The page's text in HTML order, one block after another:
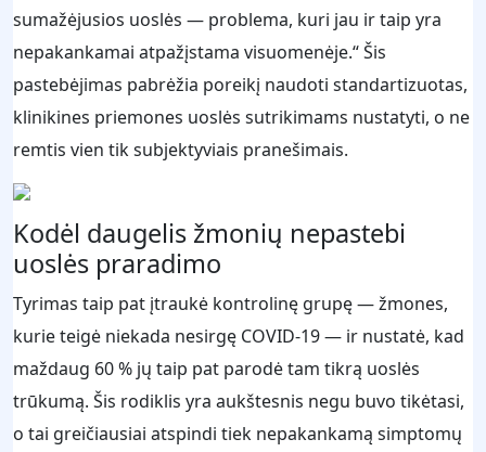
sumažėjusios uoslės — problema, kuri jau ir taip yra
nepakankamai atpažįstama visuomenėje.“ Šis
pastebėjimas pabrėžia poreikį naudoti standartizuotas,
klinikines priemones uoslės sutrikimams nustatyti, o ne
remtis vien tik subjektyviais pranešimais.
Kodėl daugelis žmonių nepastebi
uoslės praradimo
Tyrimas taip pat įtraukė kontrolinę grupę — žmones,
kurie teigė niekada nesirgę COVID-19 — ir nustatė, kad
maždaug 60 % jų taip pat parodė tam tikrą uoslės
trūkumą. Šis rodiklis yra aukštesnis negu buvo tikėtasi,
o tai greičiausiai atspindi tiek nepakankamą simptomų